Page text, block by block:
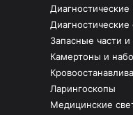
Запасные части
Камертоны и
Ларингоскопы
Медицинские